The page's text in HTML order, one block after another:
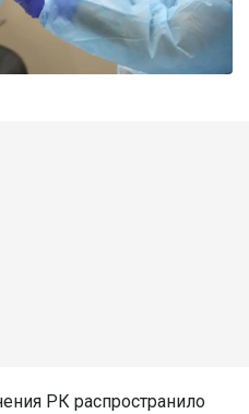
РК распространило